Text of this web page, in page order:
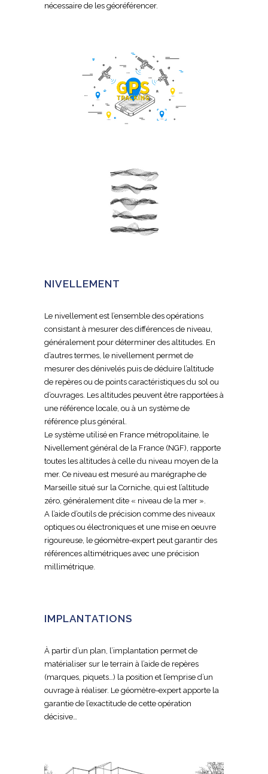
nécessaire de les géoréférencer.
NIVELLEMENT
Le nivellement est l’ensemble des opérations
consistant à mesurer des différences de niveau,
généralement pour déterminer des altitudes. En
d’autres termes, le nivellement permet de
mesurer des dénivelés puis de déduire l’altitude
de repères ou de points caractéristiques du sol ou
d’ouvrages. Les altitudes peuvent être rapportées à
une référence locale, ou à un système de
référence plus général.
Le système utilisé en France métropolitaine, le
Nivellement général de la France (NGF), rapporte
toutes les altitudes à celle du niveau moyen de la
mer. Ce niveau est mesuré au marégraphe de
Marseille situé sur la Corniche, qui est l’altitude
zéro, généralement dite « niveau de la mer ».
A l’aide d’outils de précision comme des niveaux
optiques ou électroniques et une mise en oeuvre
rigoureuse, le géomètre-expert peut garantir des
références altimétriques avec une précision
millimétrique.
IMPLANTATIONS
À partir d’un plan, l’implantation permet de
matérialiser sur le terrain à l’aide de repères
(marques, piquets…) la position et l’emprise d’un
ouvrage à réaliser. Le géomètre-expert apporte la
garantie de l’exactitude de cette opération
décisive…